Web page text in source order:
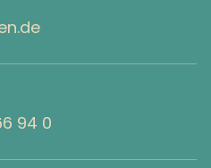
94 0